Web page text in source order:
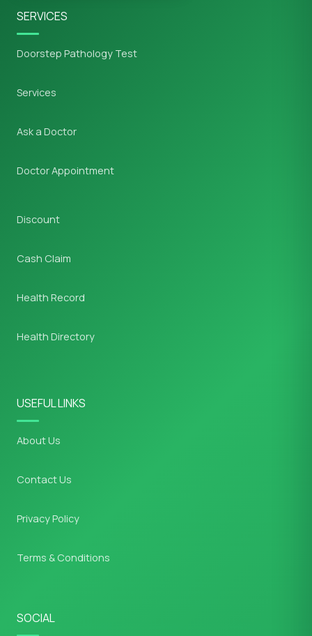
SERVICES
Doorstep Pathology Test
Services
Ask a Doctor
Doctor Appointment
Discount
Cash Claim
Health Record
Health Directory
USEFUL LINKS
About Us
Contact Us
Privacy Policy
Terms & Conditions
SOCIAL